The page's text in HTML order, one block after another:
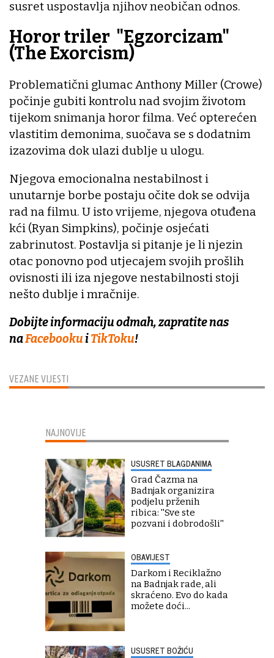
VEZANE VIJESTI
susret uspostavlja njihov neobičan odnos.
Horor triler "Egzorcizam"
(The Exorcism)
Problematični glumac Anthony Miller (Crowe)
počinje gubiti kontrolu nad svojim životom
tijekom snimanja horor filma. Već opterećen
vlastitim demonima, suočava se s dodatnim
izazovima dok ulazi dublje u ulogu.
Njegova emocionalna nestabilnost i
unutarnje borbe postaju očite dok se odvija
rad na filmu. U isto vrijeme, njegova otuđena
kći (Ryan Simpkins), počinje osjećati
zabrinutost. Postavlja si pitanje je li njezin
otac ponovno pod utjecajem svojih prošlih
ovisnosti ili iza njegove nestabilnosti stoji
nešto dublje i mračnije.
Dobijte informaciju odmah, zapratite nas
naFacebookuiTikToku!
NAJNOVIJE
USUSRET BLAGDANIMA
Grad Čazma na
Badnjak organizira
podjelu prženih
ribica: ''Sve ste
pozvani i dobrodošli''
OBAVIJEST
Darkom i Reciklažno
na Badnjak rade, ali
skraćeno. Evo do kada
možete doći...
USUSRET BOŽIĆU